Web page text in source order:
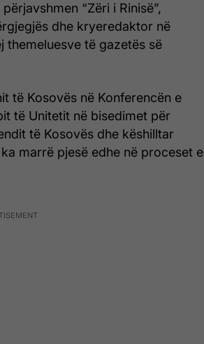
“Zëri i Rinisë”,
dhe kryeredaktor në
themeluesve të gazetës së
të Kosovës në Konferencën e
të Unitetit në bisedimet për
të Kosovës dhe këshilltar
marrë pjesë edhe në proceset e